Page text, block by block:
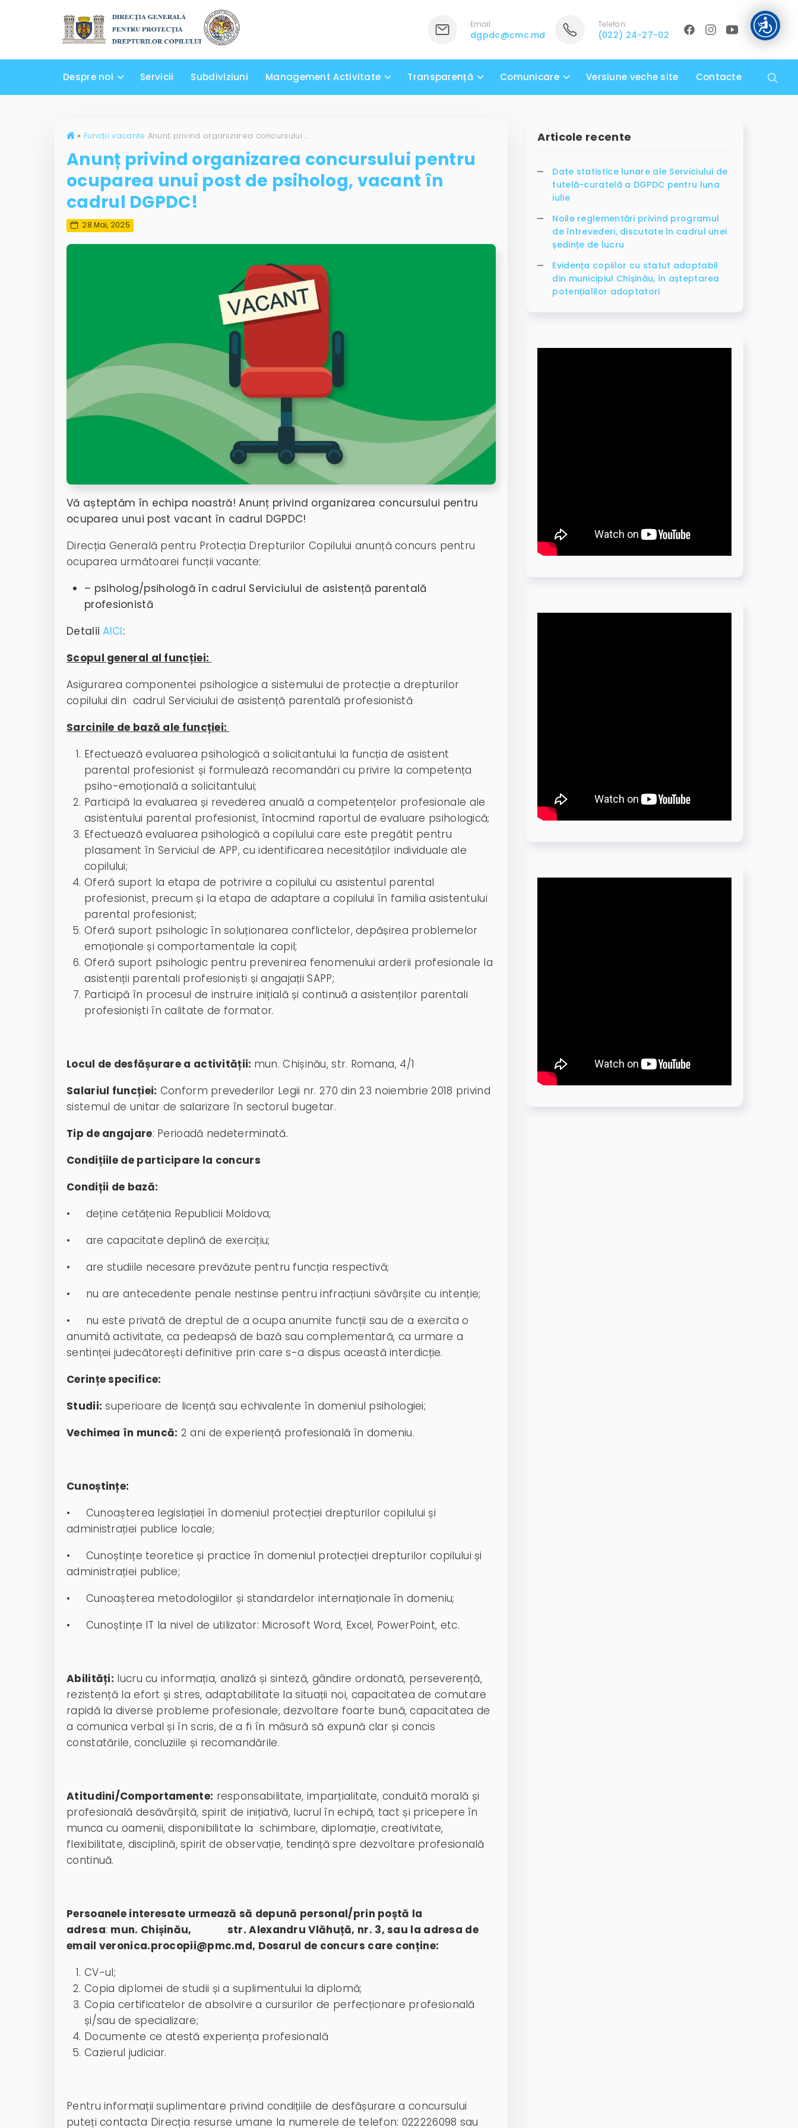
Email:
dgpdc@cmc.md
Telefon:
(022) 24-27-02
Despre noi Servicii Subdiviziuni Management Activitate Transparență Comunicare Versiune veche site Contacte
» Funcții vacante Anunț privind organizarea concursului pentru ocuparea unui post de psiholog, vacant în cadrul DGPDC!
Anunț privind organizarea concursului pentru
ocuparea unui post de psiholog, vacant în
cadrul DGPDC!
28 Mai, 2025
Vă așteptăm în echipa noastră! Anunț privind organizarea concursului pentru
ocuparea unui post vacant în cadrul DGPDC!
Direcția Generală pentru Protecția Drepturilor Copilului anunță concurs pentru
ocuparea următoarei funcții vacante:
– psiholog/psihologă în cadrul Serviciului de asistență parentală
profesionistă
DetaliiAICI:
Scopul general al funcției:
Asigurarea componentei psihologice a sistemului de protecție a drepturilor
copilului din cadrul Serviciului de asistență parentală profesionistă
Sarcinile de bază ale funcției:
Efectuează evaluarea psihologică a solicitantului la funcția de asistent
parental profesionist și formulează recomandări cu privire la competența
psiho-emoțională a solicitantului;
Participă la evaluarea și revederea anuală a competențelor profesionale ale
asistentului parental profesionist, întocmind raportul de evaluare psihologică;
Efectuează evaluarea psihologică a copilului care este pregătit pentru
plasament în Serviciul de APP, cu identificarea necesităților individuale ale
copilului;
Oferă suport la etapa de potrivire a copilului cu asistentul parental
profesionist, precum și la etapa de adaptare a copilului în familia asistentului
parental profesionist;
Oferă suport psihologic în soluționarea conflictelor, depășirea problemelor
emoționale și comportamentale la copil;
Oferă suport psihologic pentru prevenirea fenomenului arderii profesionale la
asistenții parentali profesioniști și angajații SAPP;
Participă în procesul de instruire inițială și continuă a asistenților parentali
profesioniști în calitate de formator.
Locul de desfășurare a activității: mun. Chișinău, str. Romana, 4/1
Salariul funcției: Conform prevederilor Legii nr. 270 din 23 noiembrie 2018 privind
sistemul de unitar de salarizare în sectorul bugetar.
Tip de angajare: Perioadă nedeterminată.
Condițiile de participare la concurs
Condiții de bază:
• deține cetățenia Republicii Moldova;
• are capacitate deplină de exercițiu;
• are studiile necesare prevăzute pentru funcția respectivă;
• nu are antecedente penale nestinse pentru infracțiuni săvârșite cu intenție;
• nu este privată de dreptul de a ocupa anumite funcții sau de a exercita o
anumită activitate, ca pedeapsă de bază sau complementară, ca urmare a
sentinței judecătorești definitive prin care s-a dispus această interdicție.
Cerințe specifice:
Studii: superioare de licență sau echivalente în domeniul psihologiei;
Vechimea în muncă: 2 ani de experiență profesională în domeniu.
Cunoștințe:
• Cunoașterea legislației în domeniul protecției drepturilor copilului și
administrației publice locale;
• Cunoștințe teoretice și practice în domeniul protecției drepturilor copilului și
administrației publice;
• Cunoașterea metodologiilor și standardelor internaționale în domeniu;
• Cunoștințe IT la nivel de utilizator: Microsoft Word, Excel, PowerPoint, etc.
Abilități: lucru cu informația, analiză și sinteză, gândire ordonată, perseverență,
rezistență la efort și stres, adaptabilitate la situații noi, capacitatea de comutare
rapidă la diverse probleme profesionale, dezvoltare foarte bună, capacitatea de
a comunica verbal și în scris, de a fi în măsură să expună clar și concis
constatările, concluziile și recomandările.
Atitudini/Comportamente: responsabilitate, imparțialitate, conduită morală și
profesională desăvârșită, spirit de inițiativă, lucrul în echipă, tact și pricepere în
munca cu oamenii, disponibilitate la schimbare, diplomație, creativitate,
flexibilitate, disciplină, spirit de observație, tendință spre dezvoltare profesională
continuă.
Persoanele interesate urmează să depună personal/prin poștă la
adresa: mun. Chișinău, str. Alexandru Vlăhuță, nr. 3, sau la adresa de
email veronica.procopii@pmc.md, Dosarul de concurs care conține:
CV-ul;
Copia diplomei de studii și a suplimentului la diplomă;
Copia certificatelor de absolvire a cursurilor de perfecționare profesională
și/sau de specializare;
Documente ce atestă experiența profesională
Cazierul judiciar.
Pentru informații suplimentare privind condițiile de desfășurare a concursului
puteți contacta Direcția resurse umane la numerele de telefon: 022226098 sau
Articole recente
Date statistice lunare ale Serviciului de
tutelă-curatelă a DGPDC pentru luna
iulie
Noile reglementări privind programul
de întrevederi, discutate în cadrul unei
ședințe de lucru
Evidența copiilor cu statut adoptabil
din municipiul Chișinău, în așteptarea
potențialilor adoptatori